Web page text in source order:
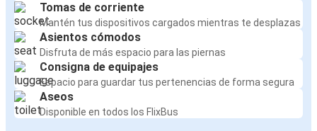
Tomas de corriente
Mantén tus dispositivos cargados mientras te desplazas
Asientos cómodos
Disfruta de más espacio para las piernas
Consigna de equipajes
Espacio para guardar tus pertenencias de forma segura
Aseos
Disponible en todos los FlixBus